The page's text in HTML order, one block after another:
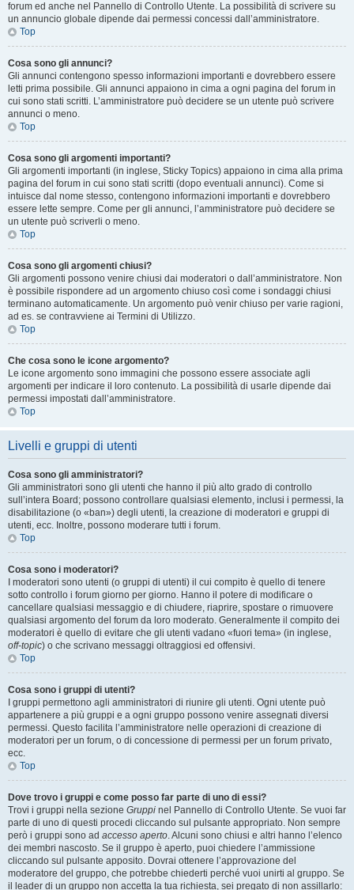
forum ed anche nel Pannello di Controllo Utente. La possibilità di scrivere su
un annuncio globale dipende dai permessi concessi dall’amministratore.
Top
Cosa sono gli annunci?
Gli annunci contengono spesso informazioni importanti e dovrebbero essere
letti prima possibile. Gli annunci appaiono in cima a ogni pagina del forum in
cui sono stati scritti. L’amministratore può decidere se un utente può scrivere
annunci o meno.
Top
Cosa sono gli argomenti importanti?
Gli argomenti importanti (in inglese, Sticky Topics) appaiono in cima alla prima
pagina del forum in cui sono stati scritti (dopo eventuali annunci). Come si
intuisce dal nome stesso, contengono informazioni importanti e dovrebbero
essere lette sempre. Come per gli annunci, l’amministratore può decidere se
un utente può scriverli o meno.
Top
Cosa sono gli argomenti chiusi?
Gli argomenti possono venire chiusi dai moderatori o dall’amministratore. Non
è possibile rispondere ad un argomento chiuso così come i sondaggi chiusi
terminano automaticamente. Un argomento può venir chiuso per varie ragioni,
ad es. se contravviene ai Termini di Utilizzo.
Top
Che cosa sono le icone argomento?
Le icone argomento sono immagini che possono essere associate agli
argomenti per indicare il loro contenuto. La possibilità di usarle dipende dai
permessi impostati dall’amministratore.
Top
Livelli e gruppi di utenti
Cosa sono gli amministratori?
Gli amministratori sono gli utenti che hanno il più alto grado di controllo
sull’intera Board; possono controllare qualsiasi elemento, inclusi i permessi, la
disabilitazione (o «ban») degli utenti, la creazione di moderatori e gruppi di
utenti, ecc. Inoltre, possono moderare tutti i forum.
Top
Cosa sono i moderatori?
I moderatori sono utenti (o gruppi di utenti) il cui compito è quello di tenere
sotto controllo i forum giorno per giorno. Hanno il potere di modificare o
cancellare qualsiasi messaggio e di chiudere, riaprire, spostare o rimuovere
qualsiasi argomento del forum da loro moderato. Generalmente il compito dei
moderatori è quello di evitare che gli utenti vadano «fuori tema» (in inglese,
off-topic) o che scrivano messaggi oltraggiosi ed offensivi.
Top
Cosa sono i gruppi di utenti?
I gruppi permettono agli amministratori di riunire gli utenti. Ogni utente può
appartenere a più gruppi e a ogni gruppo possono venire assegnati diversi
permessi. Questo facilita l’amministratore nelle operazioni di creazione di
moderatori per un forum, o di concessione di permessi per un forum privato,
ecc.
Top
Dove trovo i gruppi e come posso far parte di uno di essi?
Trovi i gruppi nella sezione Gruppi nel Pannello di Controllo Utente. Se vuoi far
parte di uno di questi procedi cliccando sul pulsante appropriato. Non sempre
però i gruppi sono ad accesso aperto. Alcuni sono chiusi e altri hanno l’elenco
dei membri nascosto. Se il gruppo è aperto, puoi chiedere l’ammissione
cliccando sul pulsante apposito. Dovrai ottenere l’approvazione del
moderatore del gruppo, che potrebbe chiederti perché vuoi unirti al gruppo. Se
il leader di un gruppo non accetta la tua richiesta, sei pregato di non assillarlo: